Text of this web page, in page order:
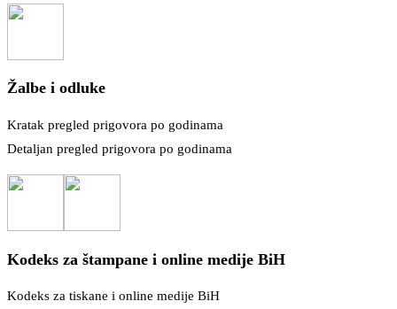
Žalbe i odluke
Kratak pregled prigovora po godinama
Detaljan pregled prigovora po godinama
Kodeks za štampane i online medije BiH
Kodeks za tiskane i online medije BiH